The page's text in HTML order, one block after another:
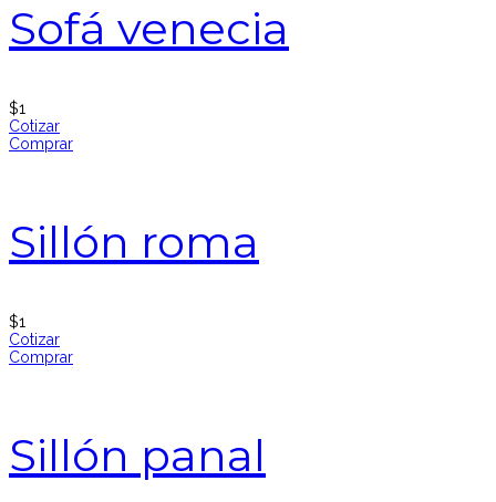
Sofá venecia
$1
Cotizar
Comprar
Sillón roma
$1
Cotizar
Comprar
Sillón panal